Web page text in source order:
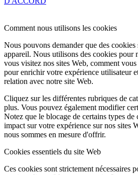
Comment nous utilisons les cookies
Nous pouvons demander que des
appareil. Nous utilisons des cookies pour
vous visitez nos sites Web, comment
pour enrichir votre expérience utilisateur
relation avec notre site Web.
Cliquez sur les différentes rubriques de
plus. Vous pouvez également modifier
Notez que le blocage de certains types
impact sur votre expérience sur nos sites
nous sommes en mesure d'offrir.
Cookies essentiels du site Web
Ces cookies sont strictement nécessaires